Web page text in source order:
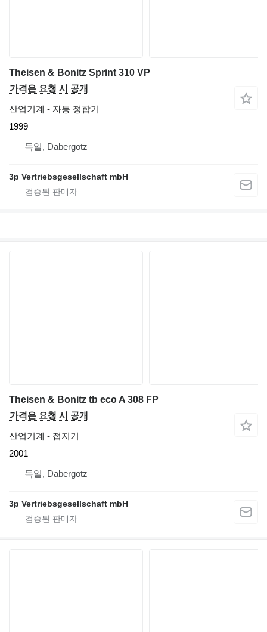
Theisen & Bonitz Sprint 310 VP
가격은 요청 시 공개
산업기계 - 자동 정합기
1999
독일, Dabergotz
3p Vertriebsgesellschaft mbH
Theisen & Bonitz tb eco A 308 FP
가격은 요청 시 공개
산업기계 - 접지기
2001
독일, Dabergotz
3p Vertriebsgesellschaft mbH